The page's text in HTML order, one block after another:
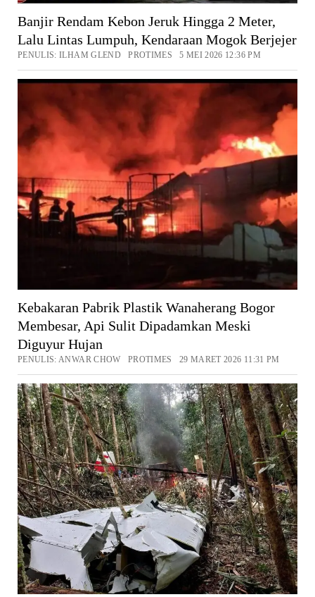
Banjir Rendam Kebon Jeruk Hingga 2 Meter,
Lalu Lintas Lumpuh, Kendaraan Mogok Berjejer
PENULIS: ILHAM GLEND PROTIMES 5 MEI 2026 12:36 PM
Kebakaran Pabrik Plastik Wanaherang Bogor
Membesar, Api Sulit Dipadamkan Meski
Diguyur Hujan
PENULIS: ANWAR CHOW PROTIMES 29 MARET 2026 11:31 PM